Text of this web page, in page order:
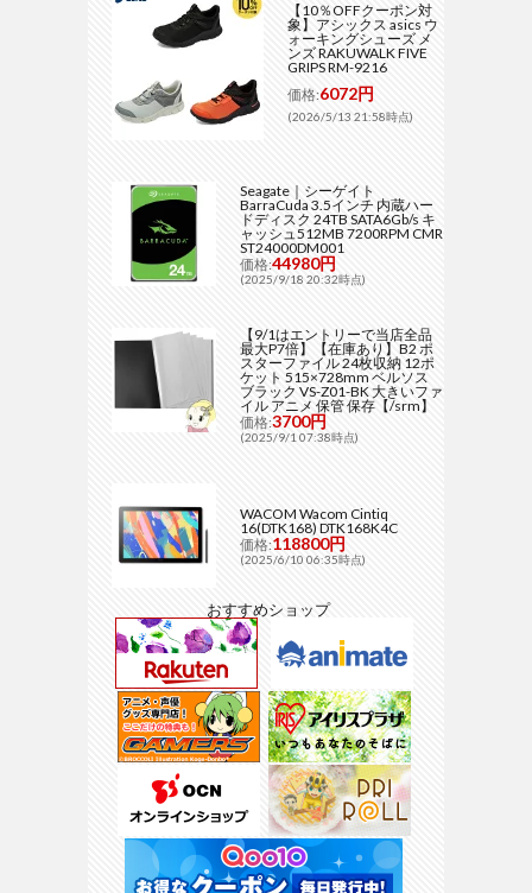
【10％OFFクーポン対
象】アシックス asics ウ
ォーキングシューズ メ
ンズ RAKUWALK FIVE
GRIPS RM-9216
価格:6072円
(2026/5/13 21:58時点)
Seagate｜シーゲイト
BarraCuda 3.5インチ 内蔵ハー
ドディスク 24TB SATA6Gb/s キ
ャッシュ512MB 7200RPM CMR
ST24000DM001
価格:44980円
(2025/9/18 20:32時点)
【9/1はエントリーで当店全品
最大P7倍】【在庫あり】B2 ポ
スターファイル 24枚収納 12ポ
ケット 515×728mm ベルソス
ブラック VS-Z01-BK 大きいファ
イル アニメ 保管 保存【/srm】
価格:3700円
(2025/9/1 07:38時点)
WACOM Wacom Cintiq
16(DTK168) DTK168K4C
価格:118800円
(2025/6/10 06:35時点)
おすすめショップ